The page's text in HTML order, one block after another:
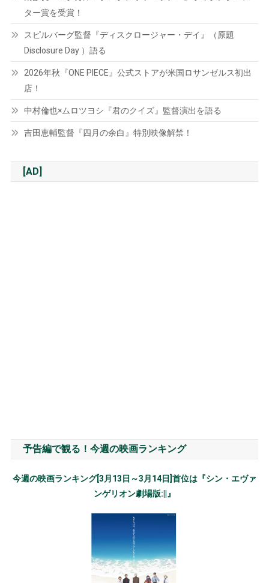
ター賞を受賞！
スピルバーグ監督『ディスクロージャー・デイ』（原題
Disclosure Day ）語る
2026年秋『ONE PIECE』公式ストアが米国ロサンゼルス初出
店！
中村倫也×ムロツヨシ『君のクイズ』監督演出を語る
吉田恵輔監督『四月の余白』特別映像解禁！
[AD]
予告編で観る！今週の映画ランキング
今週の映画ランキング[3月13日～3月14日]首位は『シン・エヴァ
ンゲリオン劇場版:||』